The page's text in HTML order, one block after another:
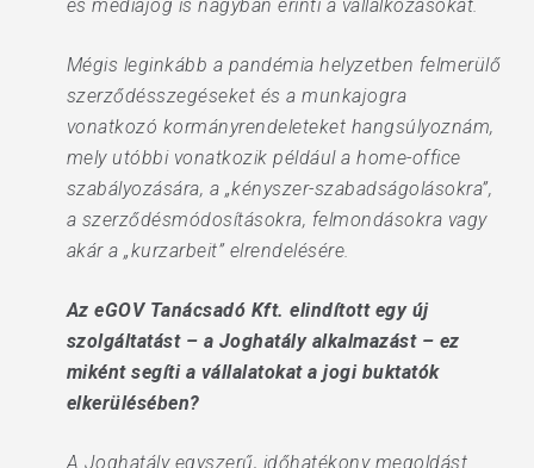
és médiajog is nagyban érinti a vállalkozásokat.
Mégis leginkább a pandémia helyzetben felmerülő
szerződésszegéseket és a munkajogra
vonatkozó kormányrendeleteket hangsúlyoznám,
mely utóbbi vonatkozik például a home-office
szabályozására, a „kényszer-szabadságolásokra”,
a szerződésmódosításokra, felmondásokra vagy
akár a „kurzarbeit” elrendelésére.
Az eGOV Tanácsadó Kft. elindított egy új
szolgáltatást – a Joghatály alkalmazást – ez
miként segíti a vállalatokat a jogi buktatók
elkerülésében?
A Joghatály egyszerű, időhatékony megoldást